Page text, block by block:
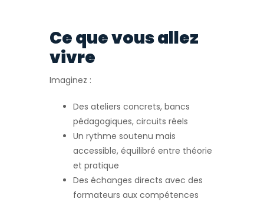
Ce que vous allez
vivre
Imaginez :
Des ateliers concrets, bancs
pédagogiques, circuits réels
Un rythme soutenu mais
accessible, équilibré entre théorie
et pratique
Des échanges directs avec des
formateurs aux compétences